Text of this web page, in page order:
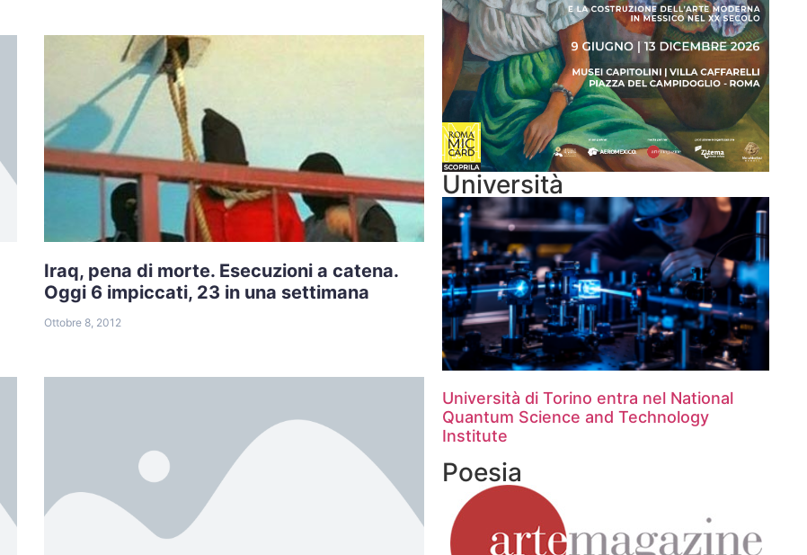
Iraq, pena di morte. Esecuzioni a catena.
Oggi 6 impiccati, 23 in una settimana
Ottobre 8, 2012
Università
Università di Torino entra nel National
Quantum Science and Technology
Institute
Poesia